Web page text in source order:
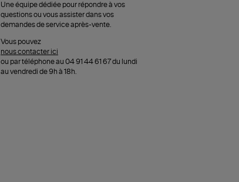
Une équipe dédiée pour répondre à vos
questions ou vous assister dans vos
demandes de service après-vente.
Vous pouvez
nous contacter ici
ou par téléphone au 04 91 44 61 67 du lundi
au vendredi de 9h à 18h.